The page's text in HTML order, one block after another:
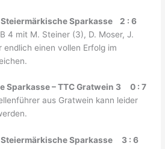
Steiermärkische Sparkasse 2 : 6
4 mit M. Steiner (3), D. Moser, J.
endlich einen vollen Erfolg im
Sparkasse – TTC Gratwein 3 0 : 7
aus Gratwein kann leider
Steiermärkische Sparkasse 3 : 6